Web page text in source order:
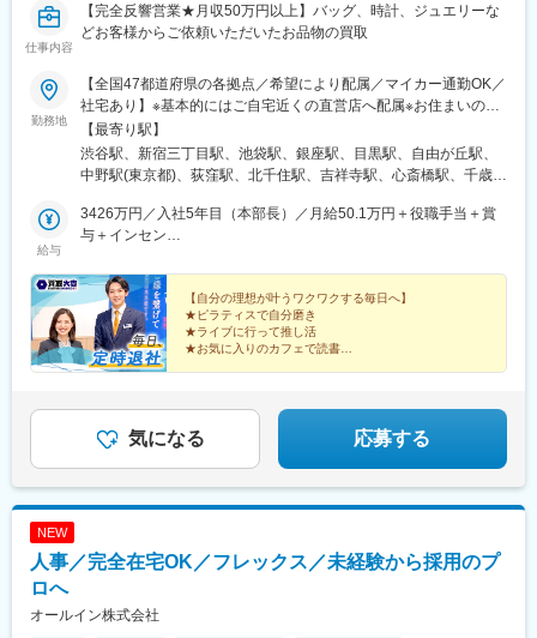
仕事内容
【完全反響営業★月収50万円以上】バッグ、時計、ジュエリーな
どお客様からご依頼いただいたお品物の買取
勤務地
【全国47都道府県の各拠点／希望により配属／マイカー通勤OK／
社宅あり】※基本的にはご自宅近くの直営店へ配属※お住まいのエ
リアや配属先の人員状況により、入社後に他県の直営店に出張
し、経験を積んでいただく可能性あり★U・Iターン歓迎 ★マイ
カー通勤OK（規定あり。詳細はお問い合わせください）＜募集エ
城県・山形県・福島県◆関東東京都・神奈川県・千葉県・埼玉
県・茨城県・栃木県・群馬県◆中部山梨県・新潟県・富山県・石
滋賀県・京都府・大阪府・兵庫県・和歌山県・奈良県◆中国・四
国鳥取県・島根県・岡山県・広島県・山口県・香川県・愛媛県・
高知県・徳島県◆九州・沖縄福岡県・佐賀県・長崎県・熊本県・
大分県・宮崎県・鹿児島県・沖縄県☆最近では全国の「イオン」
「ららぽーと」「イトーヨーカドー」「ダイナシティ」など大型
に、気軽に当店に立ち寄る方が増加中。さらなる企業拡大を目指
しています。
【最寄り駅】
渋谷駅、新宿三丁目駅、池袋駅、銀座駅、目黒駅、自由が丘駅、
中野駅(東京都)、荻窪駅、北千住駅、吉祥寺駅、心斎橋駅、千歳駅
条駅、環状通東駅、高砂駅(北海道)、発寒南駅、本八戸駅、一ノ関
駅、前沢駅、秋田駅、鏡石駅、いわき駅、郡山富田駅、荒川沖
駅、南越谷駅、上尾駅、加茂宮駅、和光市駅、入曽駅、高坂駅、
朝霞駅、中浦和駅、武蔵浦和駅、鶴瀬駅、東鷲宮駅、新座駅、川
口駅、松戸駅、北柏駅、柏駅、新浦安駅、市川駅、京成船橋駅、
海浜幕張駅、稲毛駅、四街道駅、おゆみ野駅、五井駅、新船橋
駅、馬込沢駅、松岸駅、平井駅(東京都)、葛西駅、秋川駅、豊田
府中駅(東京都)、聖蹟桜ケ丘駅、上野御徒町駅、豊洲駅、二子玉川
駅、三軒茶屋駅、田園調布駅、町田駅、すずかけ台駅、溝の口
駅、川崎駅、相模大野駅、中山駅(神奈川県)、二俣川駅、十日市場
知県)、町方駅、荒子川公園駅、小牧駅、稲沢駅、新守山駅、荒子
駅、堅田駅、野洲駅、瀬田駅(滋賀県)、堺東駅、大正駅(大阪府)、
川西駅(大阪府)、河内長野駅、深江橋駅、日根野駅、堺駅、万博記
給与
3426万円／入社5年目（本部長）／月給50.1万円＋役職手当＋賞
与＋インセン
与＋インセン
【自分の理想が叶うワクワクする毎日へ】
★ピラティスで自分磨き
★ライブに行って推し活
★お気に入りのカフェで読書
気になる 応募する
NEW
人事／完全在宅OK／フレックス／未経験から採用のプ
ロへ
オールイン株式会社